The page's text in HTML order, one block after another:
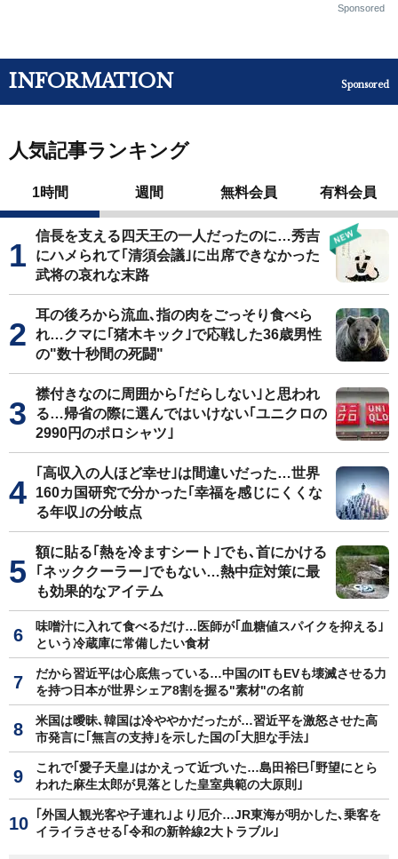
Sponsored
INFORMATION Sponsored
人気記事ランキング
1時間 週間 無料会員 有料会員
信長を支える四天王の一人だったのに…秀吉
にハメられて｢清須会議｣に出席できなかった
武将の哀れな末路
耳の後ろから流血､指の肉をごっそり食べら
れ…クマに｢猪木キック｣で応戦した36歳男性
の"数十秒間の死闘"
襟付きなのに周囲から｢だらしない｣と思われ
る…帰省の際に選んではいけない｢ユニクロの
2990円のポロシャツ｣
｢高収入の人ほど幸せ｣は間違いだった…世界
160カ国研究で分かった｢幸福を感じにくくな
る年収｣の分岐点
額に貼る｢熱を冷ますシート｣でも､首にかける
｢ネッククーラー｣でもない…熱中症対策に最
も効果的なアイテム
味噌汁に入れて食べるだけ…医師が｢血糖値スパイクを抑える｣
という冷蔵庫に常備したい食材
だから習近平は心底焦っている…中国のITもEVも壊滅させる力
を持つ日本が世界シェア8割を握る"素材"の名前
米国は曖昧､韓国は冷ややかだったが…習近平を激怒させた高
市発言に｢無言の支持｣を示した国の｢大胆な手法｣
これで｢愛子天皇｣はかえって近づいた…島田裕巳｢野望にとら
われた麻生太郎が見落とした皇室典範の大原則｣
｢外国人観光客や子連れ｣より厄介…JR東海が明かした､乗客を
イライラさせる｢令和の新幹線2大トラブル｣